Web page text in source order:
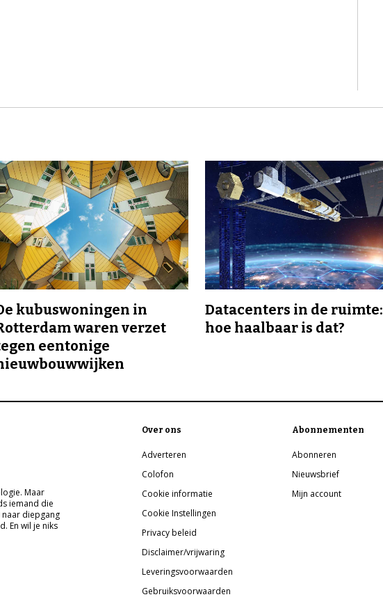
kubuswoningen in
waren verzet
eentonige
Datacenters in de ruimte:
hoe haalbaar is dat?
Maar
iemand die
naar diepgang
En wil je niks
Over ons
Adverteren
Colofon
Cookie informatie
Cookie Instellingen
Privacy beleid
Disclaimer/vrijwaring
Leveringsvoorwaarden
Gebruiksvoorwaarden
Abonnementen
Abonneren
Nieuwsbrief
Mijn account